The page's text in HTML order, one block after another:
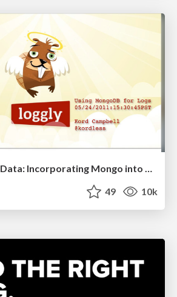
Visualizing Your Data: Incorporating Mongo into Loggly Infrastructure
49 10k